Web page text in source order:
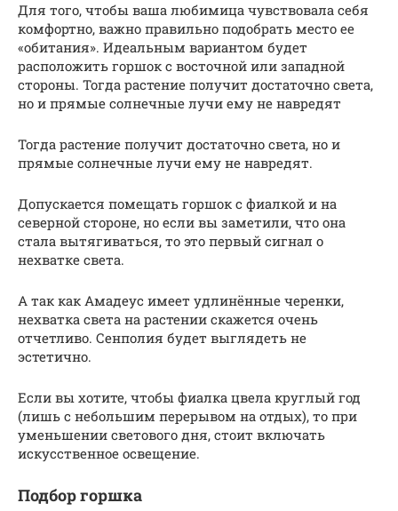
Для того, чтобы ваша любимица чувствовала себя
комфортно, важно правильно подобрать место ее
«обитания». Идеальным вариантом будет
расположить горшок с восточной или западной
стороны. Тогда растение получит достаточно света,
но и прямые солнечные лучи ему не навредят
Тогда растение получит достаточно света, но и
прямые солнечные лучи ему не навредят.
Допускается помещать горшок с фиалкой и на
северной стороне, но если вы заметили, что она
стала вытягиваться, то это первый сигнал о
нехватке света.
А так как Амадеус имеет удлинённые черенки,
нехватка света на растении скажется очень
отчетливо. Сенполия будет выглядеть не
эстетично.
Если вы хотите, чтобы фиалка цвела круглый год
(лишь с небольшим перерывом на отдых), то при
уменьшении светового дня, стоит включать
искусственное освещение.
Подбор горшка